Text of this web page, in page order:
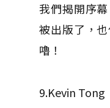
我們揭開序
被出版了，
嚕！
9.Kevin Tong